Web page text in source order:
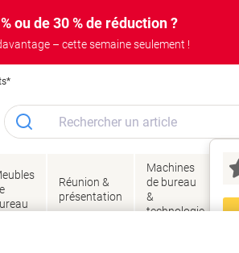
ou de 30 % de réduction ?
– cette semaine seulement !
Réunion &
présentation
Machines
de bureau
&
technologie